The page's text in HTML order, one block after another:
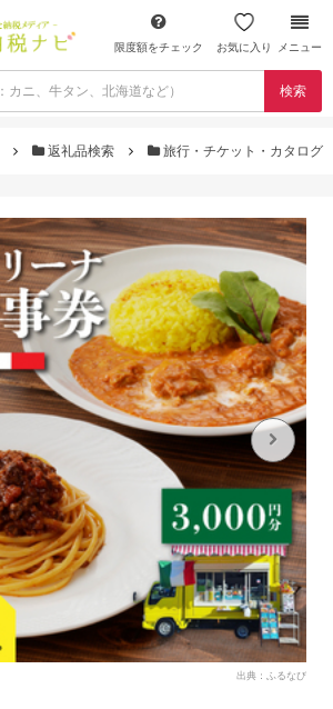
限度額をチェック お気に入り メニュー
検索
返礼品検索 旅行・チケット・カタログ
出典：ふるなび